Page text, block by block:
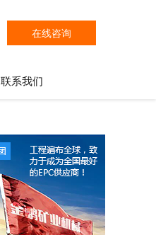
在线咨询
联系我们